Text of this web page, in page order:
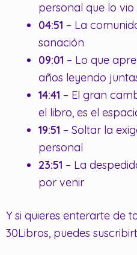
personal que lo
04:51 – La
sanación
09:01 – Lo que
años leyendo
14:41 – El gran
el libro, es el
19:51 – Soltar la
personal
23:51 – La
por venir
Y si quieres enterarte de
30Libros, puedes